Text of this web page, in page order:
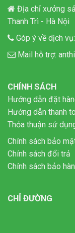
Địa chỉ xưởng
Thanh Trì - Hà Nội
Góp ý về dịch vụ:
Mail hỗ trợ:
CHÍNH SÁCH
Hướng dẫn đặt
Hướng dẫn thanh
Thỏa thuận sử
Chính sách bảo
Chính sách đổi trả
Chính sách bảo
CHỈ ĐƯỜNG